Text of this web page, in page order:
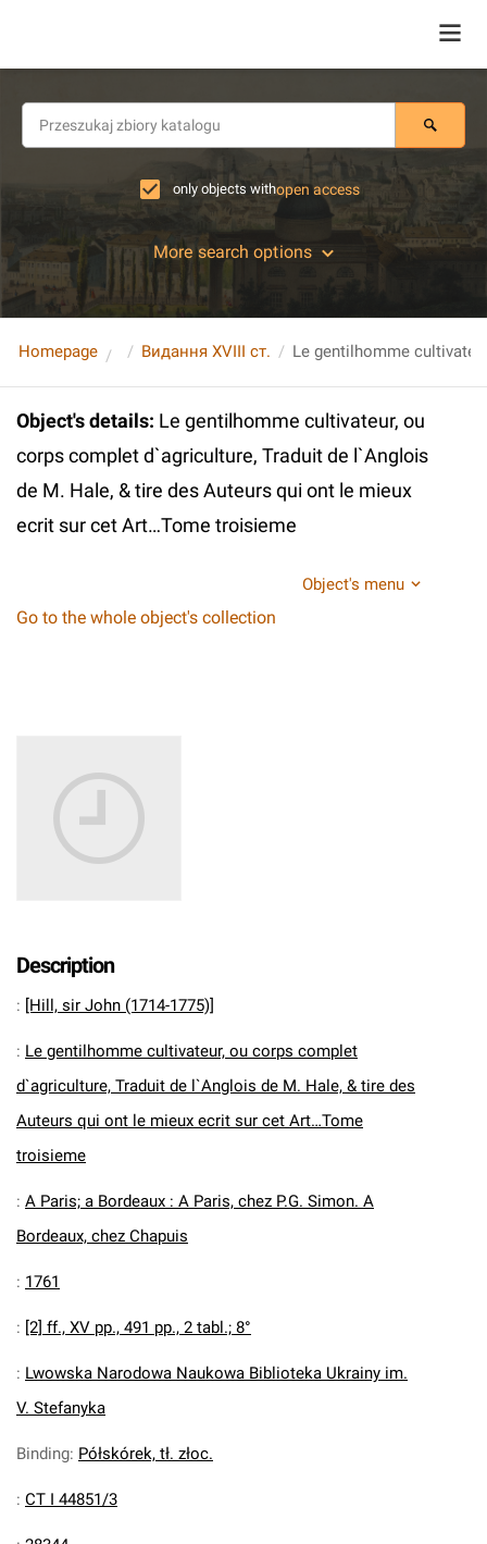
only objects withopen access
More search options
Homepage Видання XVIII ст.
Object's details: Le gentilhomme cultivateur, ou
corps complet d`agriculture, Traduit de l`Anglois
de M. Hale, & tire des Auteurs qui ont le mieux
ecrit sur cet Art…Tome troisieme
Object's menu
Go to the whole object's collection
Description
: [Hill, sir John (1714-1775)]
: Le gentilhomme cultivateur, ou corps complet
d`agriculture, Traduit de l`Anglois de M. Hale, & tire des
Auteurs qui ont le mieux ecrit sur cet Art…Tome
troisieme
: A Paris; a Bordeaux : A Paris, chez P.G. Simon. A
Bordeaux, chez Chapuis
: 1761
: [2] ff., XV pp., 491 pp., 2 tabl.; 8°
: Lwowska Narodowa Naukowa Biblioteka Ukrainy im.
V. Stefanyka
Binding: Półskórek, tł. złoc.
: CT I 44851/3